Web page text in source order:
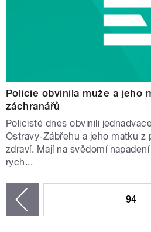
Policie obvinila muže a jeho
záchranářů
Policisté dnes obvinili
Ostravy-Zábřehu a jeho matku z
zdraví. Mají na svědomí
rych...
94